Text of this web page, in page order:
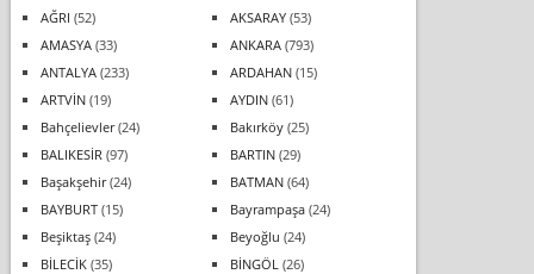
AĞRI (52) AKSARAY(53)
AMASYA(33) ANKARA(793)
ANTALYA(233) ARDAHAN(15)
ARTVİN(19) AYDIN(61)
Bahçelievler(24) Bakırköy(25)
BALIKESİR (97) BARTIN(29)
Başakşehir(24) BATMAN(64)
BAYBURT(15) Bayrampaşa(24)
Beşiktaş(24) Beyoğlu (24)
BİLECİK(35) BİNGÖL (26)